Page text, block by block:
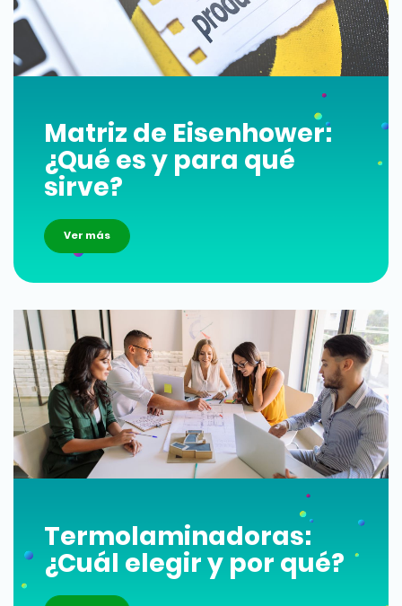
Matriz de Eisenhower:
¿Qué es y para qué
sirve?
Ver más
Termolaminadoras:
¿Cuál elegir y por qué?